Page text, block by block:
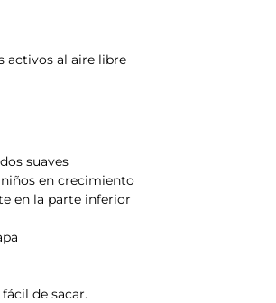
activos al aire libre
suaves
en crecimiento
en la parte inferior
de sacar.